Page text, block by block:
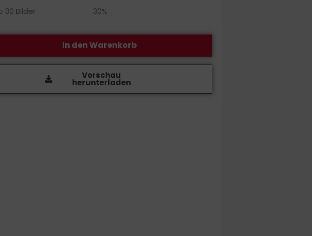
30 Bilder 30%
In den Warenkorb
Vorschau
herunterladen